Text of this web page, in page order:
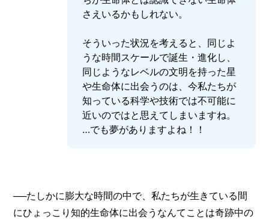
さえいるかもしれない。
そういった状況を考えると、同じよ
うな時間スケールで誕生・進化し、
同じようなレベルの文明を持った星
や生命体に出会うのは、今私たちが
知っている科学や技術では不可能に
近いのではと思えてしまいますね。
…でも夢がありますよね！！
──たしかに膨大な時間の中で、私たちが生きている間
にひょっこり知的生命体に出会うなんてことは奇跡中の